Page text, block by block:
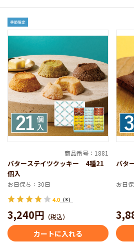
商品番号：1881
バターステイツクッキー 4種21
個入
お日保ち：30日
4.0 （3）
3,240円 （税込）
カートに入れる
バタ
お日